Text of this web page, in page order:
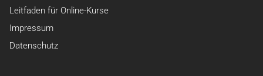
Leitfaden für Online-Kurse
Impressum
Datenschutz